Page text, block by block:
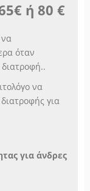
ή 80 €
να
όταν
να
για
για άνδρες